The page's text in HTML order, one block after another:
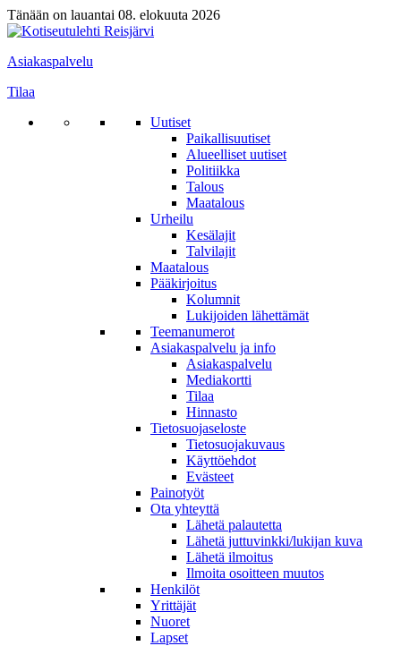
Tänään on lauantai 08. elokuuta 2026
Asiakaspalvelu
Tilaa
Uutiset
Paikallisuutiset
Alueelliset uutiset
Politiikka
Talous
Maatalous
Urheilu
Kesälajit
Talvilajit
Maatalous
Pääkirjoitus
Kolumnit
Lukijoiden lähettämät
Teemanumerot
Asiakaspalvelu ja info
Asiakaspalvelu
Mediakortti
Tilaa
Hinnasto
Tietosuojaseloste
Tietosuojakuvaus
Käyttöehdot
Evästeet
Painotyöt
Ota yhteyttä
Lähetä palautetta
Lähetä juttuvinkki/lukijan kuva
Lähetä ilmoitus
Ilmoita osoitteen muutos
Henkilöt
Yrittäjät
Nuoret
Lapset